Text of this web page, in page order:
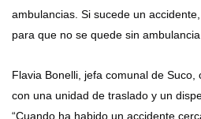
ambulancias. Si sucede un
para que no se quede sin ambulancia
Flavia Bonelli, jefa comunal de Suco,
con una unidad de traslado y un
“Cuando ha habido un accidente